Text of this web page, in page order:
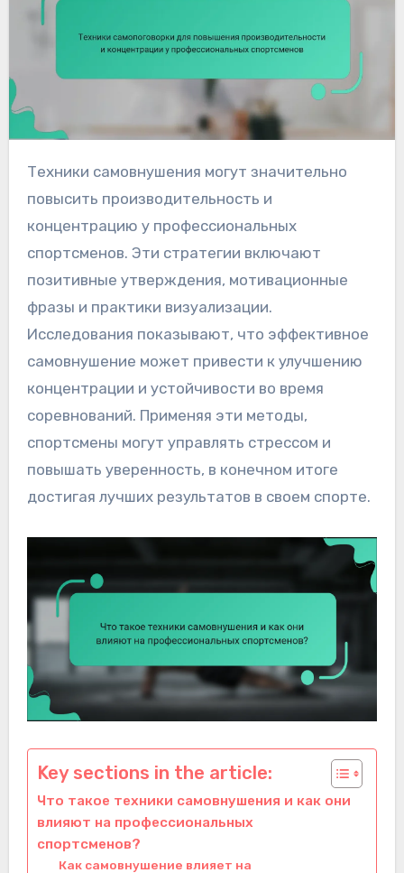
Техники самовнушения могут значительно
повысить производительность и
концентрацию у профессиональных
спортсменов. Эти стратегии включают
позитивные утверждения, мотивационные
фразы и практики визуализации.
Исследования показывают, что эффективное
самовнушение может привести к улучшению
концентрации и устойчивости во время
соревнований. Применяя эти методы,
спортсмены могут управлять стрессом и
повышать уверенность, в конечном итоге
достигая лучших результатов в своем спорте.
Key sections in the article:
Что такое техники самовнушения и как они
влияют на профессиональных
спортсменов?
Как самовнушение влияет на